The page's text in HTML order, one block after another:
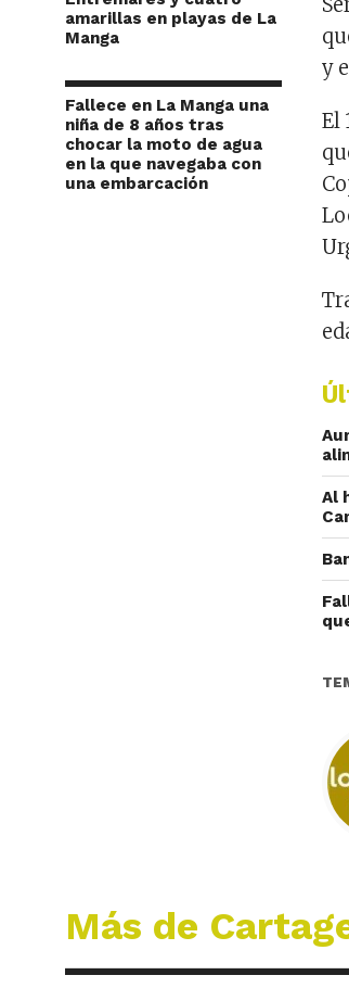
amarillas en playas de La
Manga
Fallece en La Manga una
niña de 8 años tras
chocar la moto de agua
en la que navegaba con
una embarcación
y
El
Al
Más de